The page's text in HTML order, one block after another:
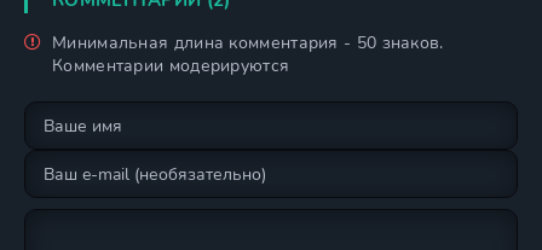
Минимальная длина комментария - 50 знаков.
Комментарии модерируются